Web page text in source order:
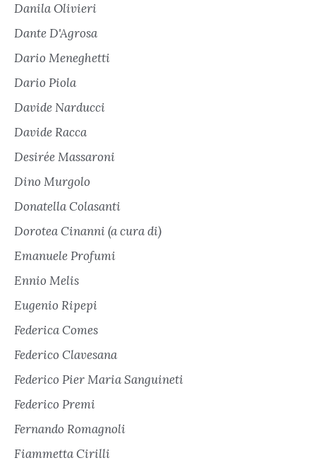
Danila Olivieri
Dante D'Agrosa
Dario Meneghetti
Dario Piola
Davide Narducci
Davide Racca
Desirée Massaroni
Dino Murgolo
Donatella Colasanti
Dorotea Cinanni (a cura di)
Emanuele Profumi
Ennio Melis
Eugenio Ripepi
Federica Comes
Federico Clavesana
Federico Pier Maria Sanguineti
Federico Premi
Fernando Romagnoli
Fiammetta Cirilli